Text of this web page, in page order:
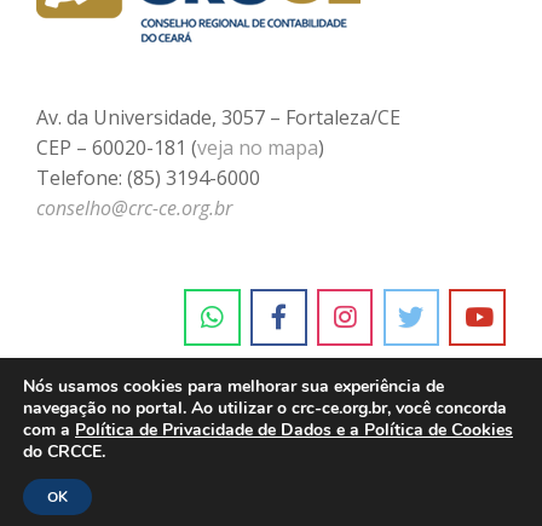
Av. da Universidade, 3057 – Fortaleza/CE
CEP – 60020-181 (veja no mapa)
Telefone: (85) 3194-6000
conselho@crc-ce.org.br
Nós usamos cookies para melhorar sua experiência de
navegação no portal. Ao utilizar o crc-ce.org.br, você concorda
com a Política de Privacidade de Dados e a Política de Cookies
do CRCCE.
OK